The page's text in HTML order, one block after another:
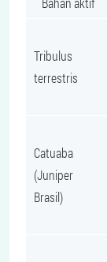
Tribulus
terrestris
Catuaba
(Juniper
Brasil)